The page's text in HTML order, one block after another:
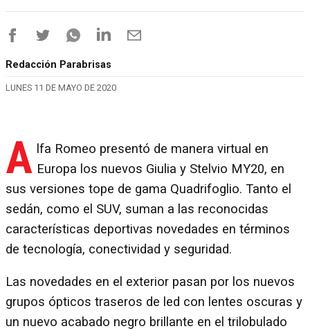
Redacción Parabrisas
LUNES 11 DE MAYO DE 2020
A lfa Romeo presentó de manera virtual en
Europa los nuevos Giulia y Stelvio MY20, en
sus versiones tope de gama Quadrifoglio. Tanto el
sedán, como el SUV, suman a las reconocidas
características deportivas novedades en términos
de tecnología, conectividad y seguridad.
Las novedades en el exterior pasan por los nuevos
grupos ópticos traseros de led con lentes oscuras y
un nuevo acabado negro brillante en el trilobulado